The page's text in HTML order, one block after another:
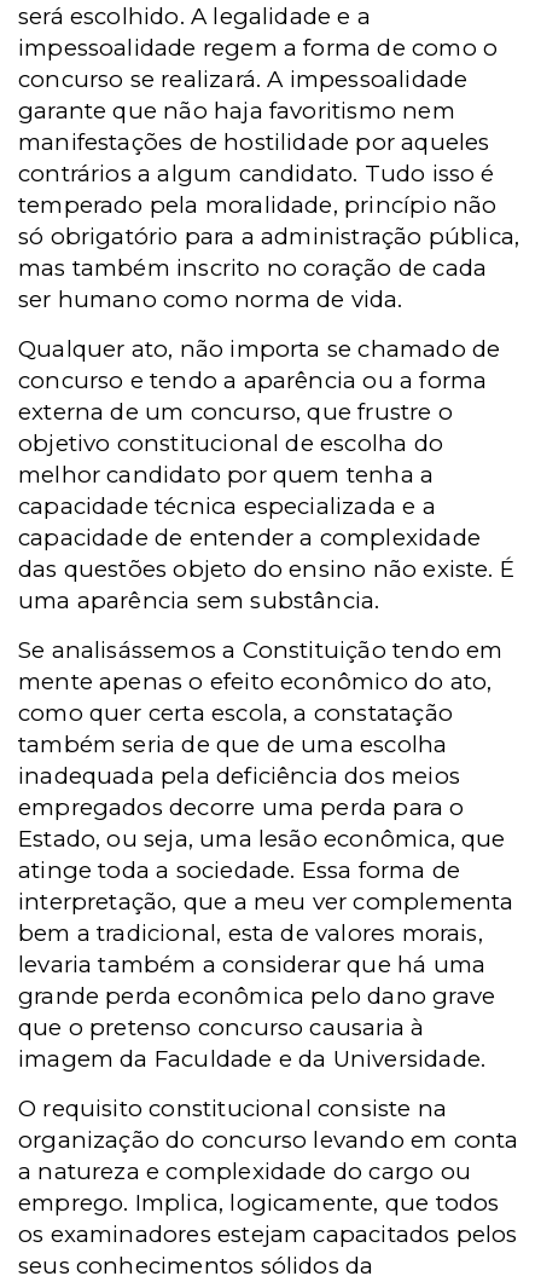
será escolhido. A legalidade e a
impessoalidade regem a forma de como o
concurso se realizará. A impessoalidade
garante que não haja favoritismo nem
manifestações de hostilidade por aqueles
contrários a algum candidato. Tudo isso é
temperado pela moralidade, princípio não
só obrigatório para a administração pública,
mas também inscrito no coração de cada
ser humano como norma de vida.
Qualquer ato, não importa se chamado de
concurso e tendo a aparência ou a forma
externa de um concurso, que frustre o
objetivo constitucional de escolha do
melhor candidato por quem tenha a
capacidade técnica especializada e a
capacidade de entender a complexidade
das questões objeto do ensino não existe. É
uma aparência sem substância.
Se analisássemos a Constituição tendo em
mente apenas o efeito econômico do ato,
como quer certa escola, a constatação
também seria de que de uma escolha
inadequada pela deficiência dos meios
empregados decorre uma perda para o
Estado, ou seja, uma lesão econômica, que
atinge toda a sociedade. Essa forma de
interpretação, que a meu ver complementa
bem a tradicional, esta de valores morais,
levaria também a considerar que há uma
grande perda econômica pelo dano grave
que o pretenso concurso causaria à
imagem da Faculdade e da Universidade.
O requisito constitucional consiste na
organização do concurso levando em conta
a natureza e complexidade do cargo ou
emprego. Implica, logicamente, que todos
os examinadores estejam capacitados pelos
seus conhecimentos sólidos da